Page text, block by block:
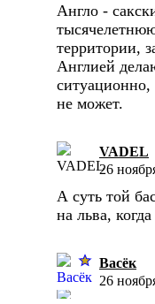
Англо -
территории,
Англией
не может.
VADEL
26
А суть той
на льва,
Васёк
26